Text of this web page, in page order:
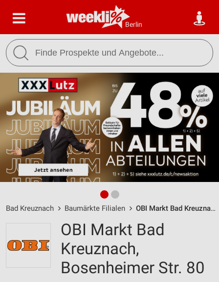
Berlin
Bad Kreuznach Baumärkte Filialen OBI Markt Bad Kreuznach / Bosenheimer Str. 80 - Öffnungszeiten & Adresse
OBI Markt Bad
Kreuznach,
Bosenheimer Str. 80